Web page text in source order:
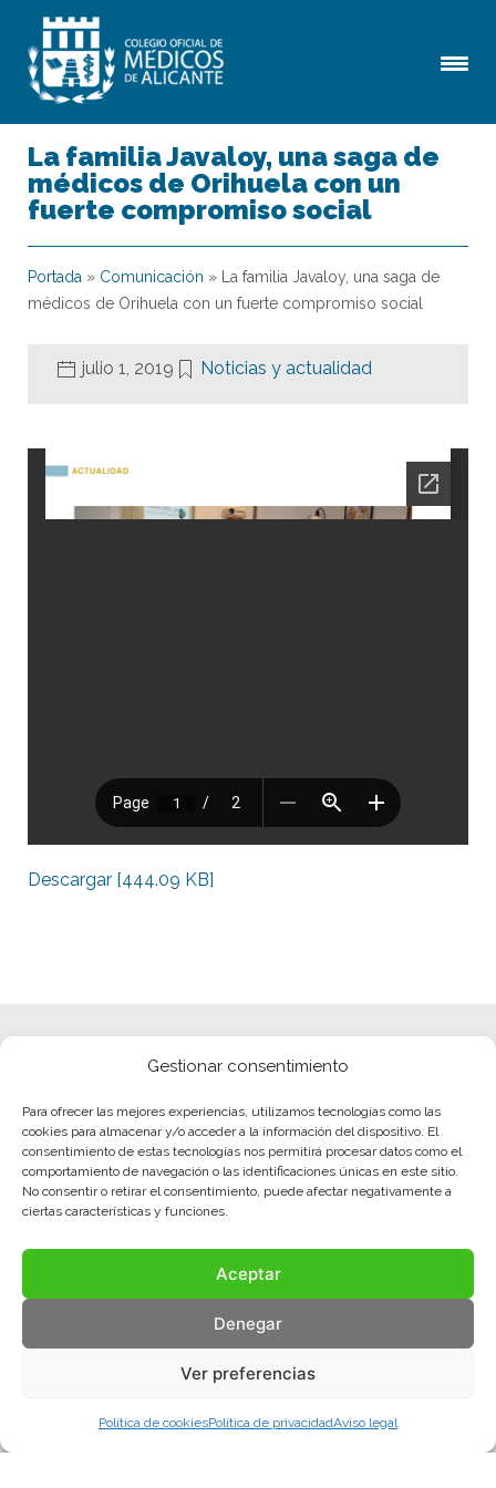
Gestionar consentimiento
Para ofrecer las mejores experiencias, utilizamos tecnologías como las
cookies para almacenar y/o acceder a la información del dispositivo. El
consentimiento de estas tecnologías nos permitirá procesar datos como el
comportamiento de navegación o las identificaciones únicas en este sitio.
No consentir o retirar el consentimiento, puede afectar negativamente a
ciertas características y funciones.
Aceptar
Denegar
Ver preferencias
Política de cookiesPolítica de privacidadAviso legal
La familia Javaloy, una saga de
médicos de Orihuela con un
fuerte compromiso social
Portada » Comunicación »
La familia Javaloy, una saga de
médicos de Orihuela con un fuerte compromiso social
julio 1, 2019 Noticias y actualidad
Descargar [444.09 KB]